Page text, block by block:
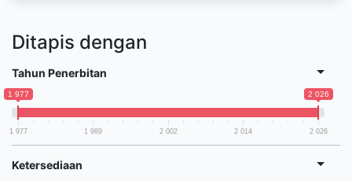
Ditapis dengan
Tahun Penerbitan
1 977 2 026
1 977 1 989 2 002 2 014 2 026
Ketersediaan